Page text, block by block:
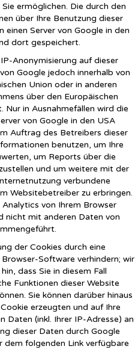
ermöglichen. Die durch den
über Ihre Benutzung dieser
einen Server von Google in den
dort gespeichert.
Anonymisierung auf dieser
Google jedoch innerhalb von
Union oder in anderen
über den Europäischen
in Ausnahmefällen wird die
von Google in den USA
Auftrag des Betreibers dieser
benutzen, um Ihre
um Reports über die
und um weitere mit der
verbundene
Websitebetreiber zu erbringen.
von Ihrem Browser
nicht mit anderen Daten von
der Cookies durch eine
Software verhindern; wir
dass Sie in diesem Fall
Funktionen dieser Website
Sie können darüber hinaus
erzeugten und auf Ihre
Daten (inkl. Ihrer IP-Adresse) an
dieser Daten durch Google
dem folgenden Link verfügbare